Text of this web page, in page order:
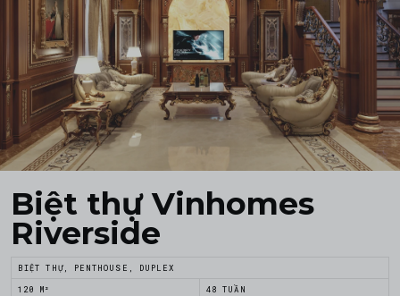
Biệt thự Vinhomes
Riverside
BIỆT THỰ, PENTHOUSE, DUPLEX
120 M² 48 TUẦN